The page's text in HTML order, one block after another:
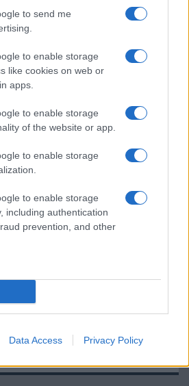
to send me
to enable storage
like cookies on web or
apps.
to enable storage
of the website or app.
to enable storage
to enable storage
including authentication
prevention, and other
Data Access Privacy Policy
adatvédelmi irányelveés a
csak azért, mert az új modell dupla alap
tárhellyel érkezik?
vannak
is elég